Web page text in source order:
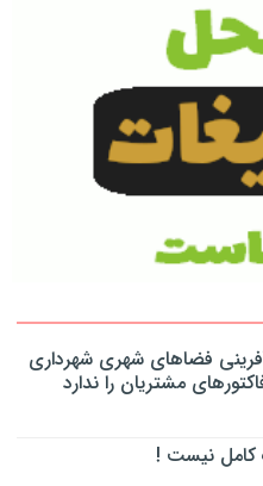
فضاهای شهری شهرداری
مشتریان را ندارد
کامل نیست !